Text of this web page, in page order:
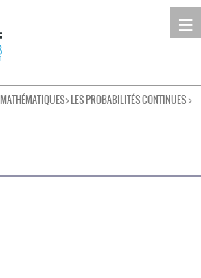
≡
leProfDuWeb
Seconde
Première
Terminale
Rechercher
MATHÉMATIQUES>LES PROBABILITÉS CONTINUES>